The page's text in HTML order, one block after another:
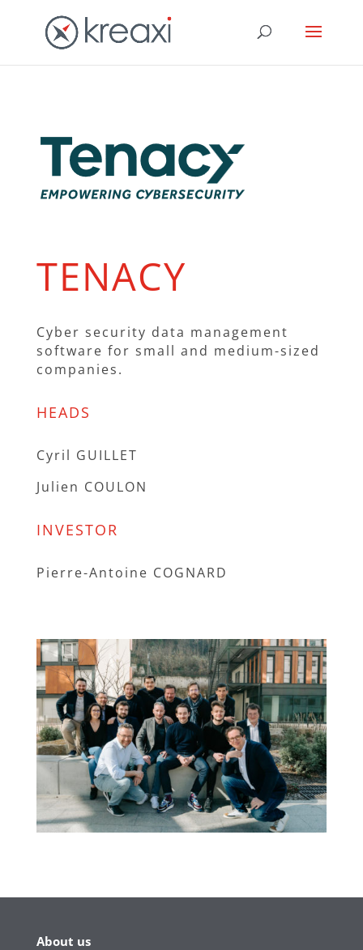
TENACY
Cyber security data management
software for small and medium-sized
companies.
HEADS
Cyril GUILLET
Julien COULON
INVESTOR
Pierre-Antoine COGNARD
About us